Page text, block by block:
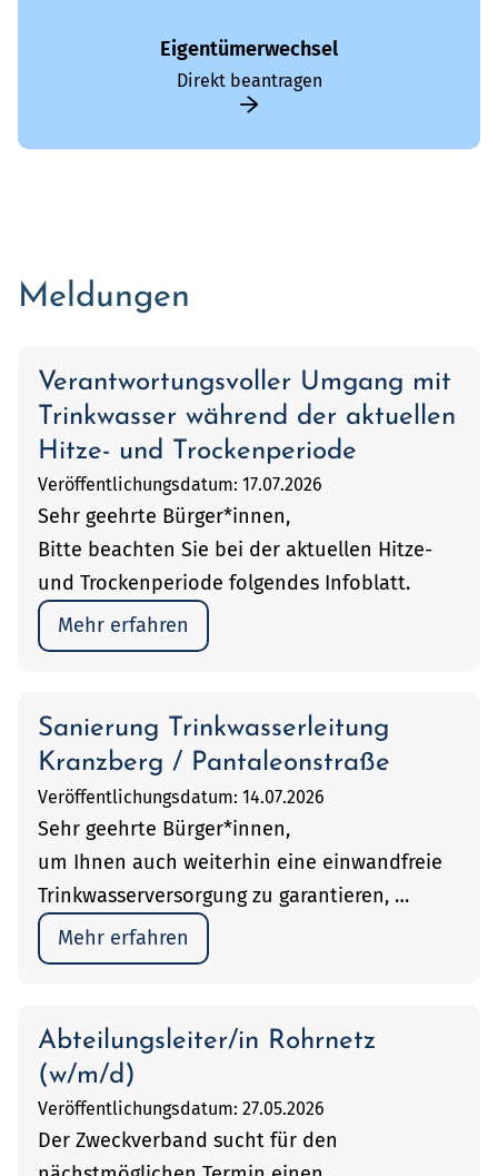
Eigentümerwechsel
Direkt beantragen
Meldungen
Verantwortungsvoller Umgang mit
Trinkwasser während der aktuellen
Hitze- und Trockenperiode
Veröffentlichungsdatum: 17.07.2026
Sehr geehrte Bürger*innen,
Bitte beachten Sie bei der aktuellen Hitze-
und Trockenperiode folgendes Infoblatt.
Mehr erfahren
Sanierung Trinkwasserleitung
Kranzberg / Pantaleonstraße
Veröffentlichungsdatum: 14.07.2026
Sehr geehrte Bürger*innen,
um Ihnen auch weiterhin eine einwandfreie
Trinkwasserversorgung zu garantieren, …
Mehr erfahren
Abteilungsleiter/in Rohrnetz
(w/m/d)
Veröffentlichungsdatum: 27.05.2026
Der Zweckverband sucht für den